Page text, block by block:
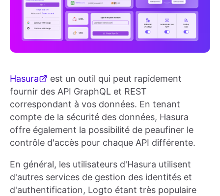
Hasura
est un outil qui peut rapidement
fournir des API GraphQL et REST
correspondant à vos données. En tenant
compte de la sécurité des données, Hasura
offre également la possibilité de peaufiner le
contrôle d'accès pour chaque API différente.
En général, les utilisateurs d'Hasura utilisent
d'autres services de gestion des identités et
d'authentification, Logto étant très populaire